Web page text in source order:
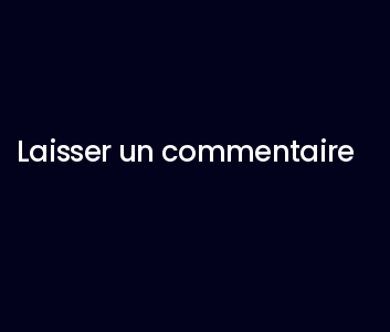
Laisser un commentaire